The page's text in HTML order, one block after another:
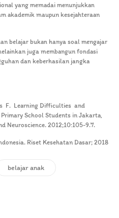
yang memadai menunjukkan
akademik maupun kesejahteraan
belajar bukan hanya soal mengajar
juga membangun fondasi
dan keberhasilan jangka
F. Learning Difficulties and
School Students in Jakarta,
Neuroscience. 2012;10:105-9.7.
Riset Kesehatan Dasar; 2018
belajar anak